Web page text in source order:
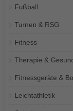
Fußball
Turnen & RSG
Fitness
Therapie &
Fitnessgeräte &
Leichtathletik